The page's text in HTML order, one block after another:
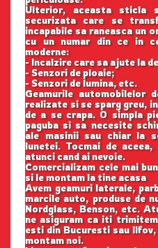
Ulterior, aceasta sticla
securizata care se
incapabile sa raneasca un
cu un numar din ce in
moderne:
- Incalzire care sa ajute la
- Senzori de ploaie;
- Senzori de lumina, etc.
Geamurile automobilelor
realizate si se sparg greu,
de a se crapa. O simpla
paguba si sa necesite
ale masinii sau chiar la
lunetei. Tocmai de
atunci cand ai nevoie.
Comercializam cele mai
si le montam la tine acasa
Avem geamuri laterale,
marcile auto, produse de
Nordglass, Benson, etc.
ne asiguram ca iti
esti din Bucuresti sau
montam noi.